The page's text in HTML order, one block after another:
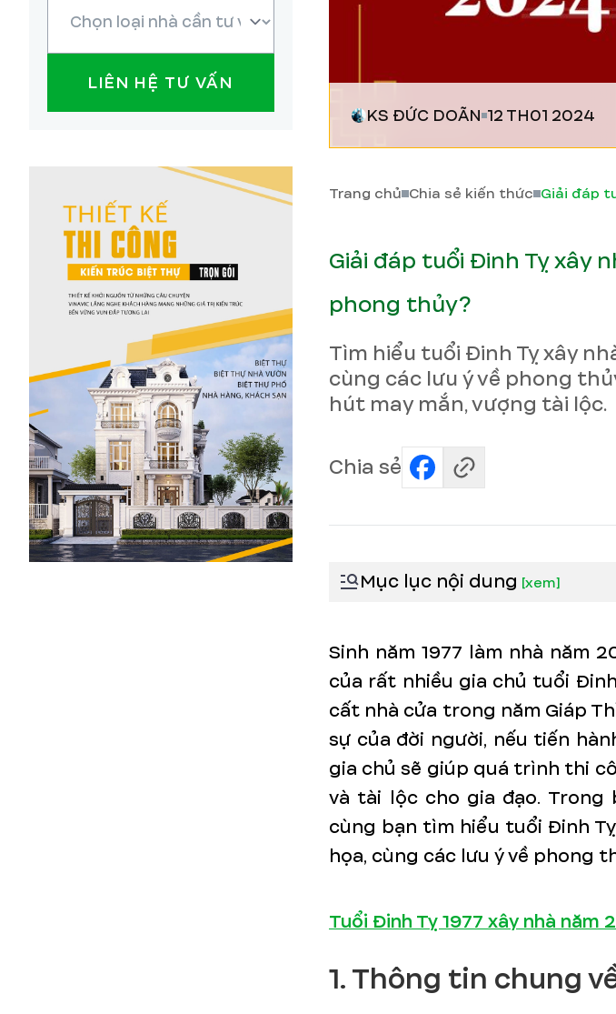
LIÊN HỆ TƯ VẤN
KS ĐỨC DOÃN 12 TH01 2024
Trang chủ Chia sẻ kiến thức
Giải đáp tuổi Đinh Tỵ xây
phong thủy?
Tìm hiểu tuổi Đinh Tỵ xây
cùng các lưu ý về phong
hút may mắn, vượng tài lộc.
Chia sẻ
Mục lục nội dung [xem]
Sinh năm 1977 làm nhà năm
của rất nhiều gia chủ tuổi
cất nhà cửa trong năm Giáp
sự của đời người, nếu tiến
gia chủ sẽ giúp quá trình thi
và tài lộc cho gia đạo. Trong
cùng bạn tìm hiểu tuổi Đinh
họa, cùng các lưu ý về phong
Tuổi Đinh Tỵ 1977 xây nhà năm
1. Thông tin chung